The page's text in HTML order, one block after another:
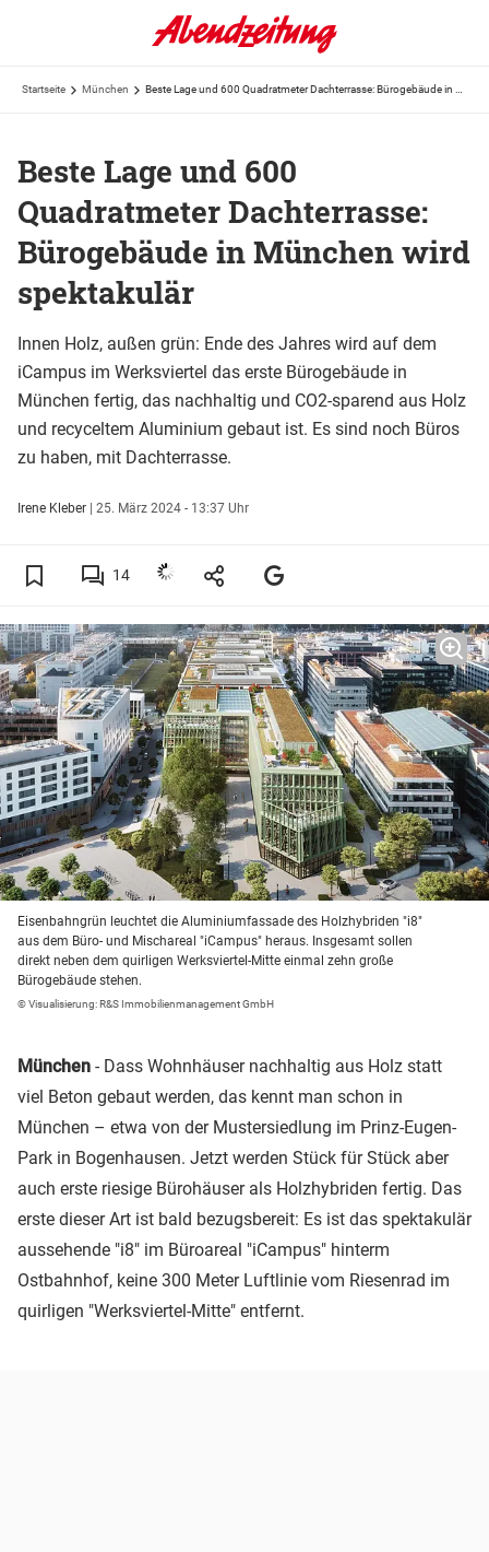
Startseite München
Beste Lage und 600
Quadratmeter Dachterrasse:
Bürogebäude in München wird
spektakulär
Innen Holz, außen grün: Ende des Jahres wird auf dem
iCampus im Werksviertel das erste Bürogebäude in
München fertig, das nachhaltig und CO2-sparend aus Holz
und recyceltem Aluminium gebaut ist. Es sind noch Büros
zu haben, mit Dachterrasse.
Irene Kleber | 25. März 2024 - 13:37 Uhr
14
Eisenbahngrün leuchtet die Aluminiumfassade des Holzhybriden "i8"
aus dem Büro- und Mischareal "iCampus" heraus. Insgesamt sollen
direkt neben dem quirligen Werksviertel-Mitte einmal zehn große
Bürogebäude stehen.
© Visualisierung: R&S Immobilienmanagement GmbH
München - Dass Wohnhäuser nachhaltig aus Holz statt
viel Beton gebaut werden, das kennt man schon in
München – etwa von der Mustersiedlung im Prinz-Eugen-
Park in Bogenhausen. Jetzt werden Stück für Stück aber
auch erste riesige Bürohäuser als Holzhybriden fertig. Das
erste dieser Art ist bald bezugsbereit: Es ist das spektakulär
aussehende "i8" im Büroareal "iCampus" hinterm
Ostbahnhof, keine 300 Meter Luftlinie vom Riesenrad im
quirligen "Werksviertel-Mitte" entfernt.